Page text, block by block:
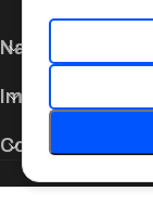
Navigation
Important Links
Contact Us